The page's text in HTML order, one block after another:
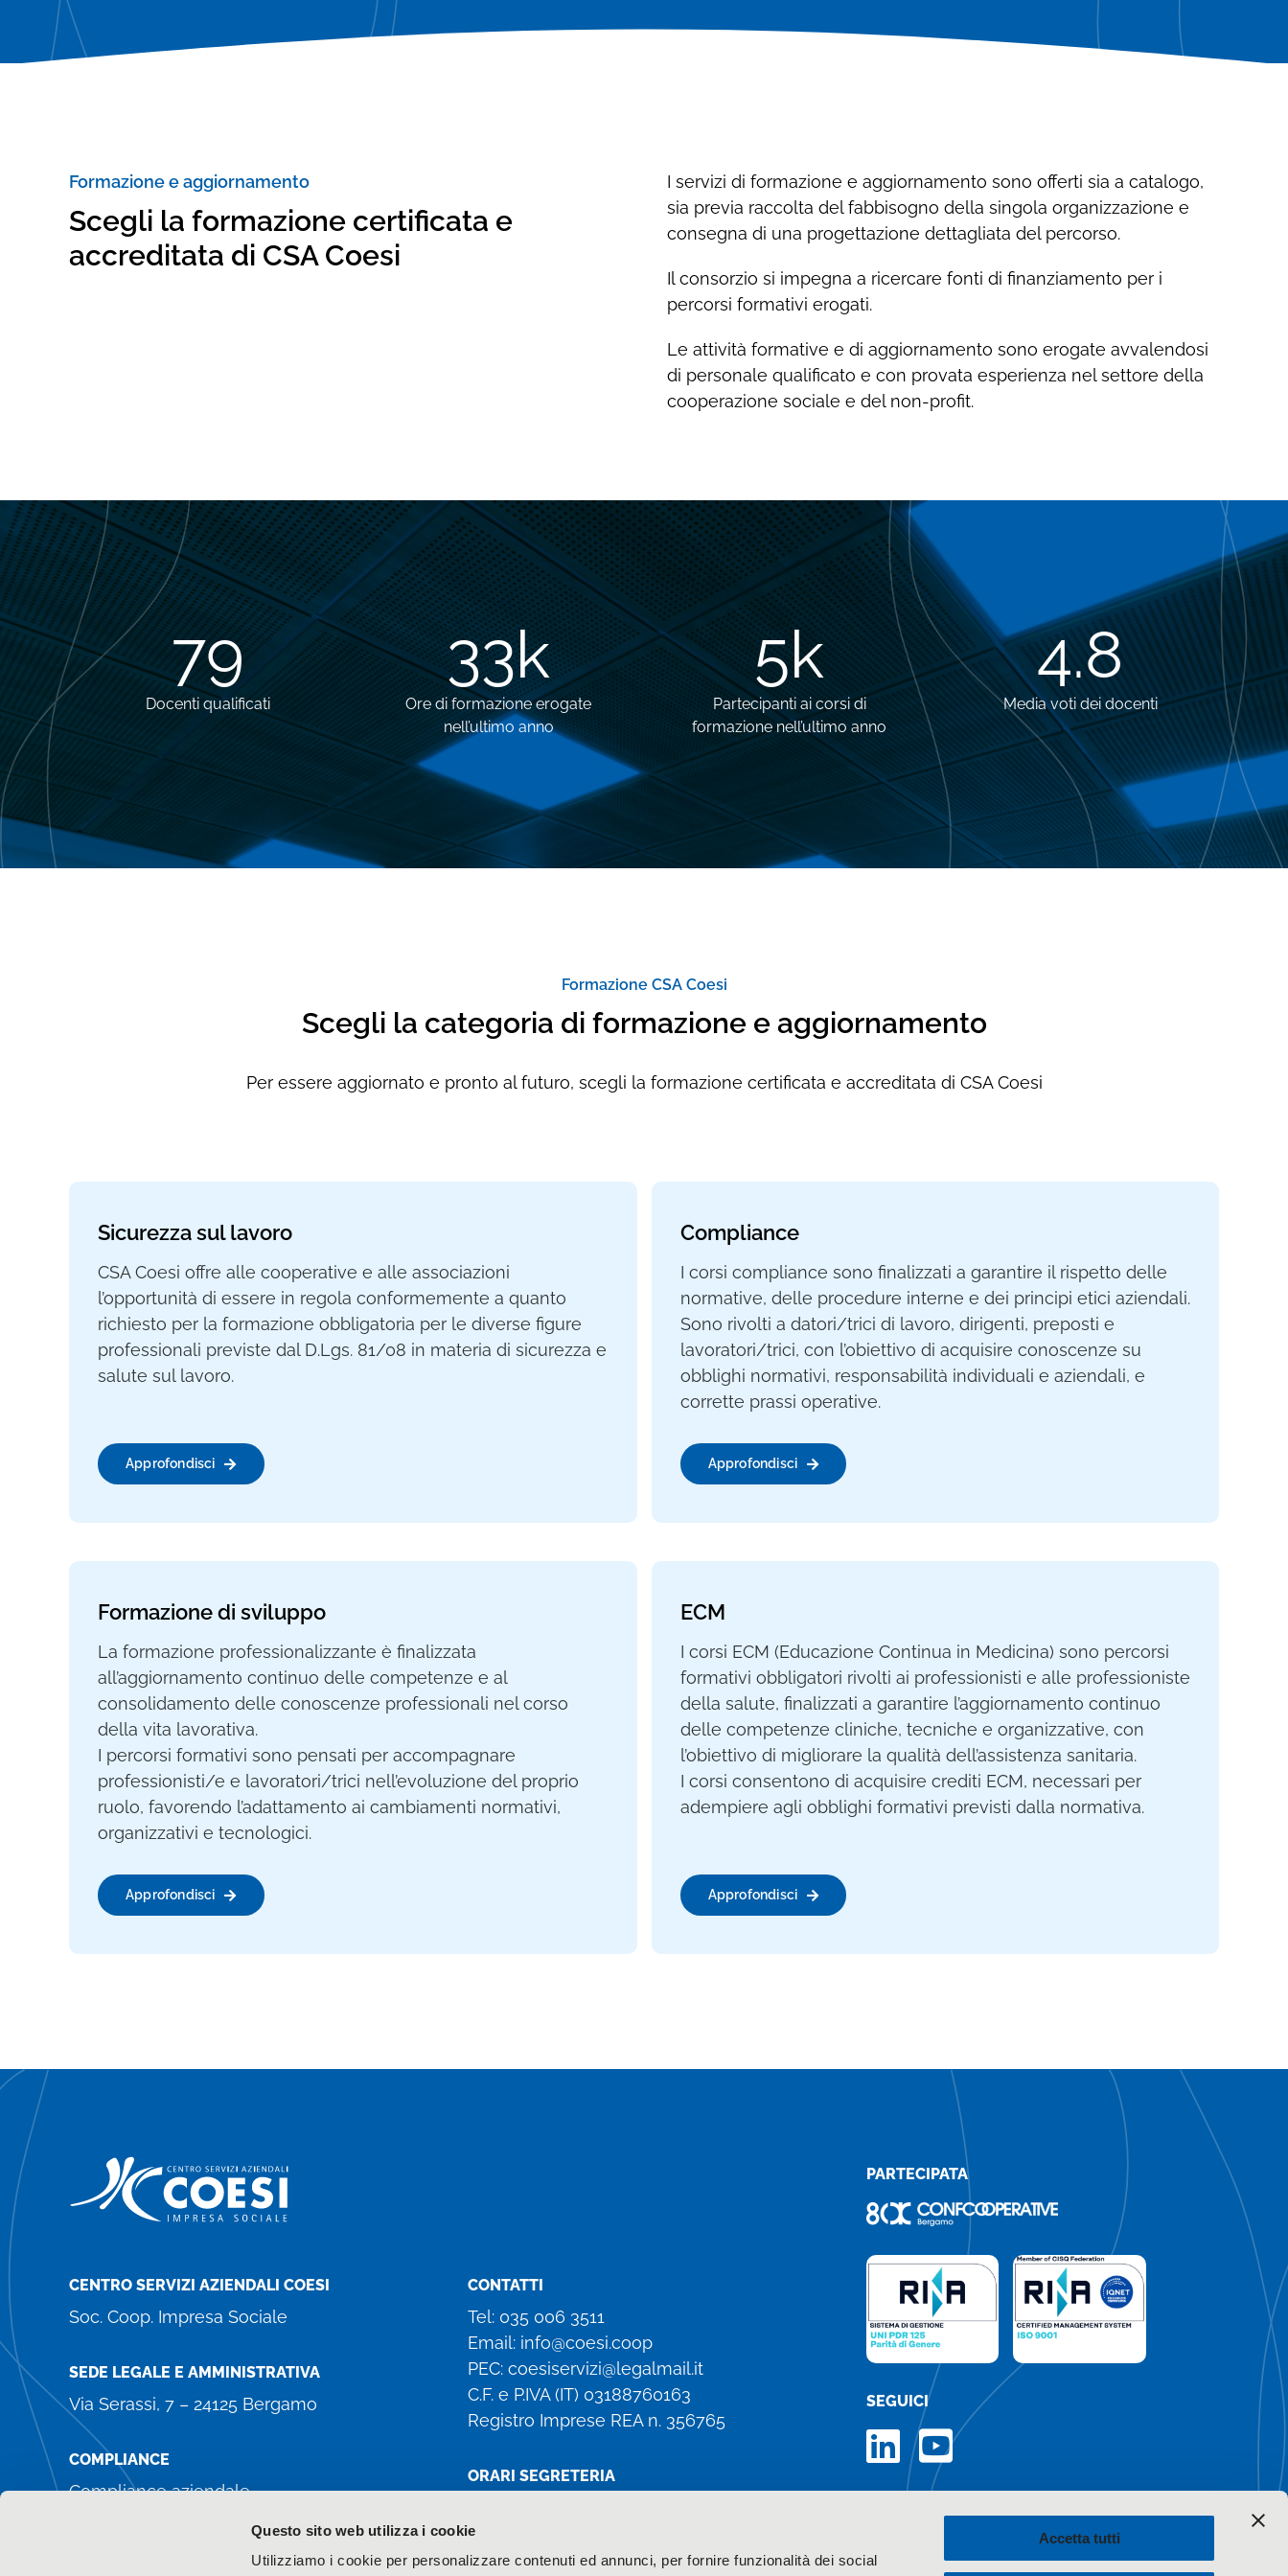
Questo sito web utilizza i cookie
Utilizziamo i cookie per personalizzare contenuti ed annunci, per fornire funzionalità dei social
Accetta tutti
Verifica adeguamento statutario e
consulenza legale
Coesi
Verifica adeguamento statutario e
professionale
Richiedi informazioni sui servizi di CSA
Formazione e aggiornamento
Scegli la formazione certificata e
accreditata di CSA Coesi
I servizi di formazione e aggiornamento sono offerti sia a catalogo,
sia previa raccolta del fabbisogno della singola organizzazione e
consegna di una progettazione dettagliata del percorso.
Il consorzio si impegna a ricercare fonti di finanziamento per i
percorsi formativi erogati.
Le attività formative e di aggiornamento sono erogate avvalendosi
di personale qualificato e con provata esperienza nel settore della
cooperazione sociale e del non-profit.
79
Docenti qualificati
33k
Ore di formazione erogate
nell’ultimo anno
5k
Partecipanti ai corsi di
formazione nell’ultimo anno
4.8
Media voti dei docenti
Formazione CSA Coesi
Scegli la categoria di formazione e aggiornamento
Per essere aggiornato e pronto al futuro, scegli la formazione certificata e accreditata di CSA Coesi
Sicurezza sul lavoro
CSA Coesi offre alle cooperative e alle associazioni
l’opportunità di essere in regola conformemente a quanto
richiesto per la formazione obbligatoria per le diverse figure
professionali previste dal D.Lgs. 81/08 in materia di sicurezza e
salute sul lavoro.
Approfondisci
Compliance
I corsi compliance sono finalizzati a garantire il rispetto delle
normative, delle procedure interne e dei principi etici aziendali.
Sono rivolti a datori/trici di lavoro, dirigenti, preposti e
lavoratori/trici, con l’obiettivo di acquisire conoscenze su
obblighi normativi, responsabilità individuali e aziendali, e
corrette prassi operative.
Approfondisci
Formazione di sviluppo
La formazione professionalizzante è finalizzata
all’aggiornamento continuo delle competenze e al
consolidamento delle conoscenze professionali nel corso
della vita lavorativa.
I percorsi formativi sono pensati per accompagnare
professionisti/e e lavoratori/trici nell’evoluzione del proprio
ruolo, favorendo l’adattamento ai cambiamenti normativi,
organizzativi e tecnologici.
Approfondisci
ECM
I corsi ECM (Educazione Continua in Medicina) sono percorsi
formativi obbligatori rivolti ai professionisti e alle professioniste
della salute, finalizzati a garantire l’aggiornamento continuo
delle competenze cliniche, tecniche e organizzative, con
l’obiettivo di migliorare la qualità dell’assistenza sanitaria.
I corsi consentono di acquisire crediti ECM, necessari per
adempiere agli obblighi formativi previsti dalla normativa.
Approfondisci
CENTRO SERVIZI AZIENDALI COESI
Soc. Coop. Impresa Sociale
SEDE LEGALE E AMMINISTRATIVA
Via Serassi, 7 – 24125 Bergamo
COMPLIANCE
Compliance aziendale
Amministrazione trasparente
CONTATTI
Tel: 035 006 3511
Email: info@coesi.coop
PEC: coesiservizi@legalmail.it
C.F. e P.IVA (IT) 03188760163
Registro Imprese REA n. 356765
ORARI SEGRETERIA
Lun, Mar, Gio: 8:30 – 13:00 / 14:00 – 17:00
Mer: 8:30 – 13:00
PARTECIPATA
SEGUICI
Iscriviti alla newsletter